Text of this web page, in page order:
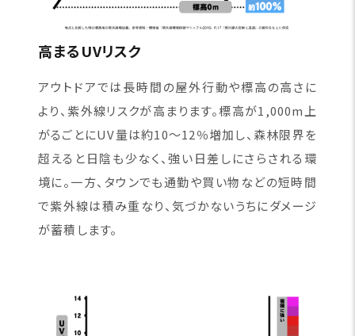
高まるUVリスク
アウトドアでは長時間の屋外行動や標高の高さに
より、紫外線リスクが高まります。標高が1,000m上
がるごとにUV量は約10〜12％増加し、森林限界を
超えると日陰も少なく、強い日差しにさらされる環
境に。一方、タウンでも通勤や買い物などの短時間
で紫外線は積み重なり、気づかないうちにダメージ
が蓄積します。